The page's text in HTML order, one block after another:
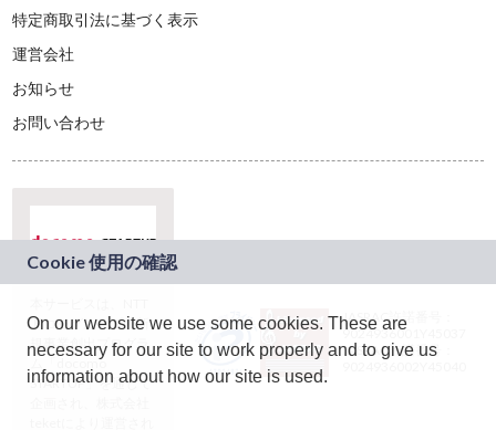
特定商取引法に基づく表示
運営会社
お知らせ
お問い合わせ
ドコモグループの新
規事業創出プログラ
ム「docomo
STARTUP」を通じて
JASRAC許諾番号：
9024936001Y45037
JASRAC許諾番号：
On our website we use some cookies. These are
necessary for our site to work properly and to give us
information about how our site is used.